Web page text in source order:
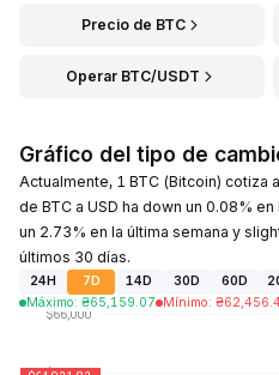
Precio de BTC
Operar BTC/USDT
Gráfico del tipo de
Actualmente, 1 BTC (Bitcoin) cotiza
de BTC a USD ha down un 0.08%
un 2.73% en la última semana y
últimos 30 días.
24H 7D 14D 30D 60D
Máximo: ₴65,159.07 Mínimo: ₴